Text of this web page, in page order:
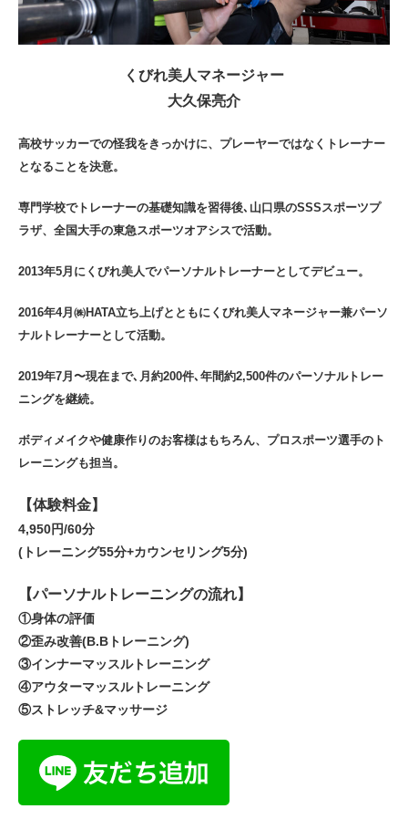
くびれ美人マネージャー
大久保亮介
高校サッカーでの怪我をきっかけに、プレーヤーではなくトレーナー
となることを決意。
専門学校でトレーナーの基礎知識を習得後､山口県のSSSスポーツプ
ラザ、全国大手の東急スポーツオアシスで活動。
2013年5月にくびれ美人でパーソナルトレーナーとしてデビュー。
2016年4月㈱HATA立ち上げとともにくびれ美人マネージャー兼パーソ
ナルトレーナーとして活動。
2019年7月〜現在まで､月約200件､年間約2,500件のパーソナルトレー
ニングを継続。
ボディメイクや健康作りのお客様はもちろん、プロスポーツ選手のト
レーニングも担当。
【体験料金】
4,950円/60分
(トレーニング55分+カウンセリング5分)
【パーソナルトレーニングの流れ】
①身体の評価
②歪み改善(B.Bトレーニング)
③インナーマッスルトレーニング
④アウターマッスルトレーニング
⑤ストレッチ&マッサージ